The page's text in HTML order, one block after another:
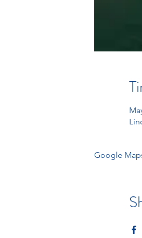
Google